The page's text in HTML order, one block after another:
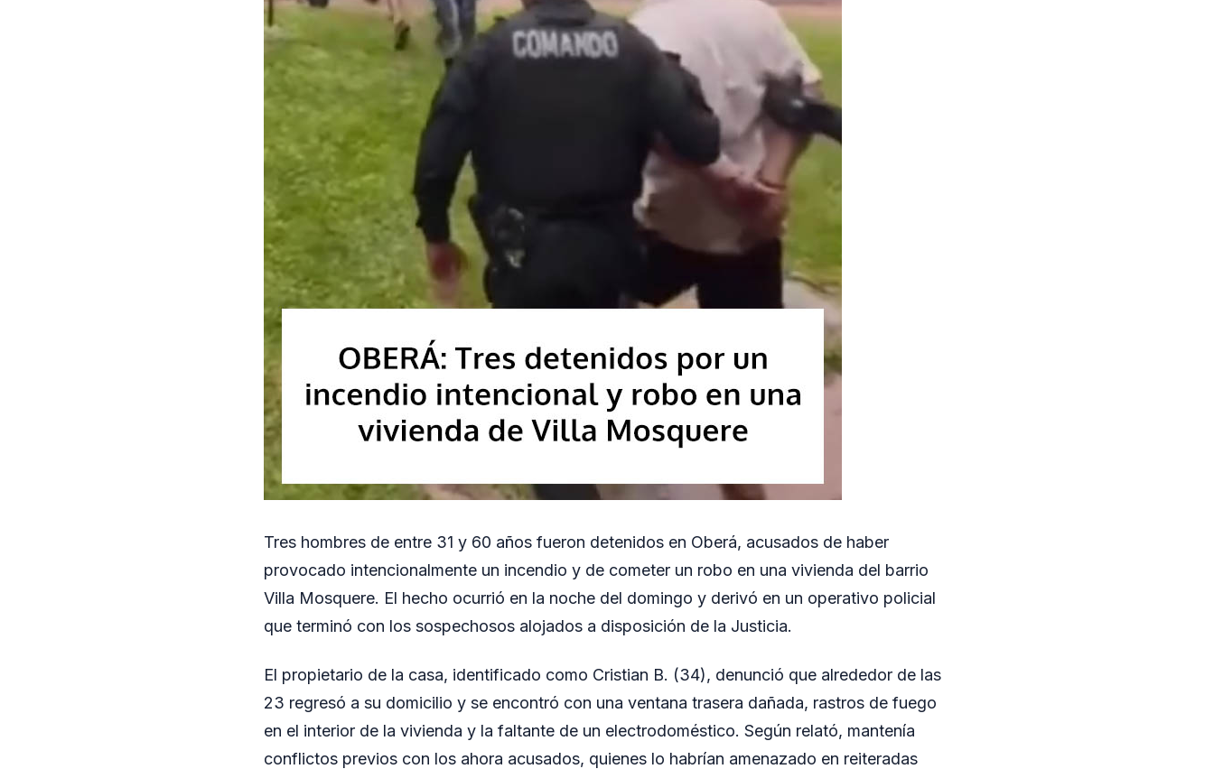
Tres hombres de entre 31 y 60 años fueron detenidos en Oberá, acusados de haber
provocado intencionalmente un incendio y de cometer un robo en una vivienda del barrio
Villa Mosquere. El hecho ocurrió en la noche del domingo y derivó en un operativo policial
que terminó con los sospechosos alojados a disposición de la Justicia.
El propietario de la casa, identificado como Cristian B. (34), denunció que alrededor de las
23 regresó a su domicilio y se encontró con una ventana trasera dañada, rastros de fuego
en el interior de la vivienda y la faltante de un electrodoméstico. Según relató, mantenía
conflictos previos con los ahora acusados, quienes lo habrían amenazado en reiteradas